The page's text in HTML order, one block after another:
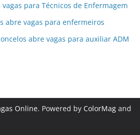
vagas para Técnicos de Enfermagem
abre vagas para enfermeiros
abre vagas para auxiliar ADM
Online. Powered by ColorMag and